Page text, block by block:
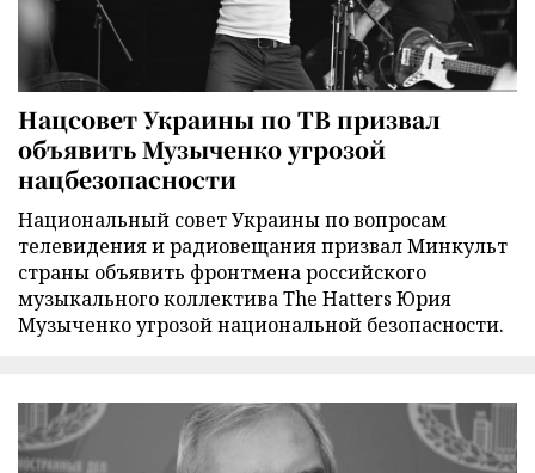
Нацсовет Украины по ТВ призвал
объявить Музыченко угрозой
нацбезопасности
Национальный совет Украины по вопросам
телевидения и радиовещания призвал Минкульт
страны объявить фронтмена российского
музыкального коллектива The Hatters Юрия
Музыченко угрозой национальной безопасности.